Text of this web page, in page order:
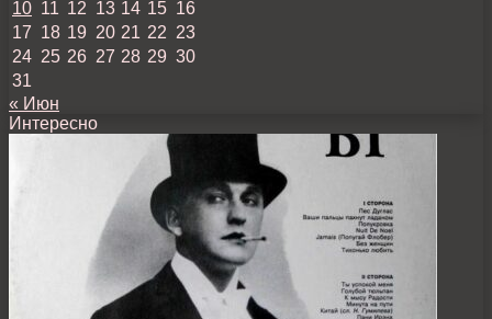
10 11 12 13 14 15 16
17 18 19 20 21 22 23
24 25 26 27 28 29 30
31
« Июн
Интересно